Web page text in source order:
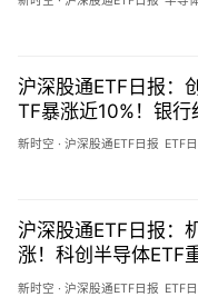
沪深股通ETF日报：
TF暴涨近10%！银行
成长价值再现极致切
新时空 ·沪深股通ETF日报 ETF
沪深股通ETF日报：
涨！科创半导体ETF
T科技持续崩跌-
新时空 ·沪深股通ETF日报 ETF